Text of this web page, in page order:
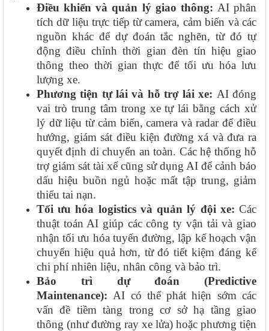
Điều khiển và quản lý giao thông: AI phân
tích dữ liệu trực tiếp từ camera, cảm biến và các
nguồn khác để dự đoán tắc nghẽn, từ đó tự
động điều chỉnh thời gian đèn tín hiệu giao
thông theo thời gian thực để tối ưu hóa lưu
lượng xe.
Phương tiện tự lái và hỗ trợ lái xe: AI đóng
vai trò trung tâm trong xe tự lái bằng cách xử
lý dữ liệu từ cảm biến, camera và radar để điều
hướng, giám sát điều kiện đường xá và đưa ra
quyết định di chuyển an toàn. Các hệ thống hỗ
trợ giám sát tài xế cũng sử dụng AI để cảnh báo
dấu hiệu buồn ngủ hoặc mất tập trung, giảm
thiểu tai nạn.
Tối ưu hóa logistics và quản lý đội xe: Các
thuật toán AI giúp các công ty vận tải và giao
nhận tối ưu hóa tuyến đường, lập kế hoạch vận
chuyển hiệu quả hơn, từ đó tiết kiệm đáng kể
chi phí nhiên liệu, nhân công và bảo trì.
Bảo trì dự đoán (Predictive
Maintenance): AI có thể phát hiện sớm các
vấn đề tiềm tàng trong cơ sở hạ tầng giao
thông (như đường ray xe lửa) hoặc phương tiện